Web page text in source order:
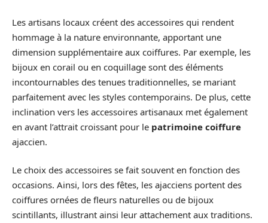
Les artisans locaux créent des accessoires qui rendent
hommage à la nature environnante, apportant une
dimension supplémentaire aux coiffures. Par exemple, les
bijoux en corail ou en coquillage sont des éléments
incontournables des tenues traditionnelles, se mariant
parfaitement avec les styles contemporains. De plus, cette
inclination vers les accessoires artisanaux met également
en avant l’attrait croissant pour le patrimoine coiffure
ajaccien.
Le choix des accessoires se fait souvent en fonction des
occasions. Ainsi, lors des fêtes, les ajacciens portent des
coiffures ornées de fleurs naturelles ou de bijoux
scintillants, illustrant ainsi leur attachement aux traditions.